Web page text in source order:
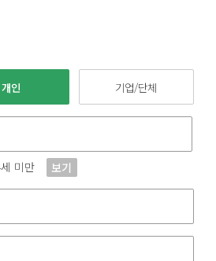
개인 기업/단체
미만 보기